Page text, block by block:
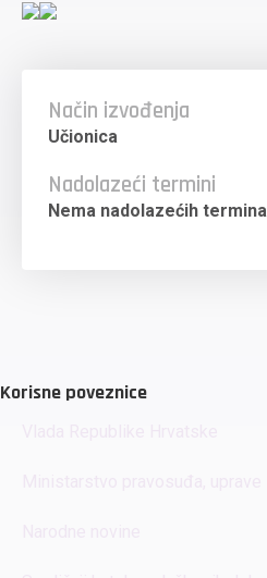
Način izvođenja
Učionica
Nadolazeći termini
Nema nadolazećih termina
Korisne poveznice